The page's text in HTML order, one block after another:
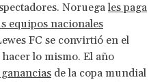
Noruegales paga
equipos nacionales
FC se convirtió en el
hacer lo mismo. El año
de la copa mundial